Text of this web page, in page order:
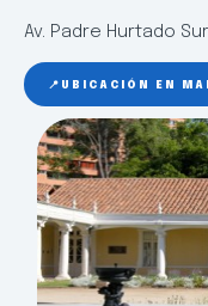
Av. Padre Hurtado Sur
📍UBICACIÓN EN